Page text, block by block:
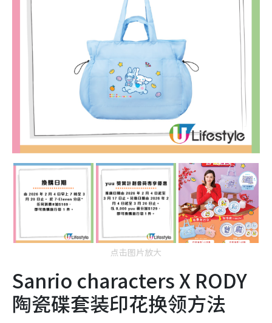
点击图片放大
Sanrio characters X RODY
陶瓷碟套装印花换领方法